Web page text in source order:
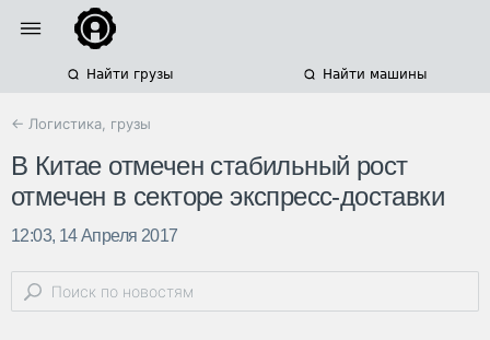
Найти грузы Найти машины
← Логистика, грузы
В Китае отмечен стабильный рост
отмечен в секторе экспресс-доставки
12:03, 14 Апреля 2017